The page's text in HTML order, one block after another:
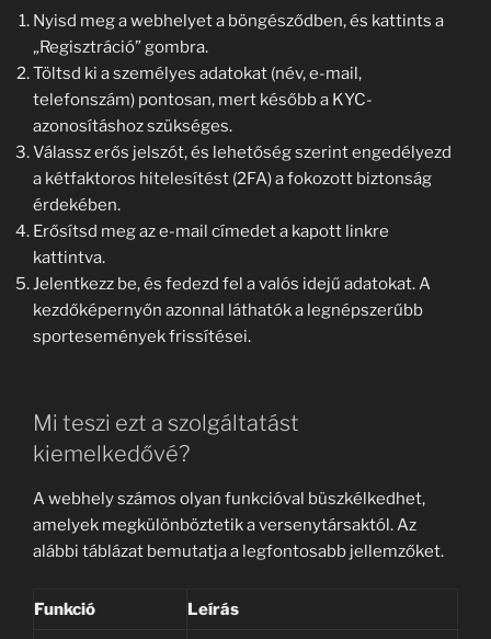
Nyisd meg a webhelyet a böngésződben, és kattints a
„Regisztráció” gombra.
Töltsd ki a személyes adatokat (név, e-mail,
telefonszám) pontosan, mert később a KYC-
azonosításhoz szükséges.
Válassz erős jelszót, és lehetőség szerint engedélyezd
a kétfaktoros hitelesítést (2FA) a fokozott biztonság
érdekében.
Erősítsd meg az e-mail címedet a kapott linkre
kattintva.
Jelentkezz be, és fedezd fel a valós idejű adatokat. A
kezdőképernyőn azonnal láthatók a legnépszerűbb
sportesemények frissítései.
Mi teszi ezt a szolgáltatást
kiemelkedővé?
A webhely számos olyan funkcióval büszkélkedhet,
amelyek megkülönböztetik a versenytársaktól. Az
alábbi táblázat bemutatja a legfontosabb jellemzőket.
Funkció Leírás